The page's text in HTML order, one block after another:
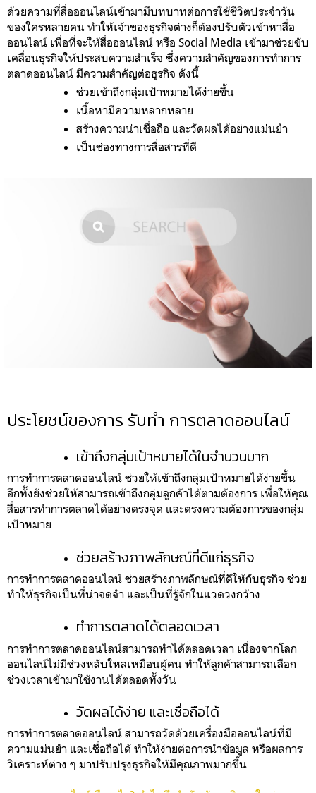
ด้วยความที่สื่อออนไลน์เข้ามามีบทบาทต่อการใช้ชีวิตประจำวัน
ของใครหลายคน ทำให้เจ้าของธุรกิจต่างก็ต้องปรับตัวเข้าหาสื่อ
ออนไลน์ เพื่อที่จะให้สื่อออนไลน์ หรือ Social Media เข้ามาช่วยขับ
เคลื่อนธุรกิจให้ประสบความสำเร็จ ซึ่งความสำคัญของการทำการ
ตลาดออนไลน์ มีความสำคัญต่อธุรกิจ ดังนี้
ช่วยเข้าถึงกลุ่มเป้าหมายได้ง่ายขึ้น
เนื้อหามีความหลากหลาย
สร้างความน่าเชื่อถือ และวัดผลได้อย่างแม่นยำ
เป็นช่องทางการสื่อสารที่ดี
ประโยชน์ของการ รับทำ การตลาดออนไลน์
เข้าถึงกลุ่มเป้าหมายได้ในจำนวนมาก
การทำการตลาดออนไลน์ ช่วยให้เข้าถึงกลุ่มเป้าหมายได้ง่ายขึ้น
อีกทั้งยังช่วยให้สามารถเข้าถึงกลุ่มลูกค้าได้ตามต้องการ เพื่อให้คุณ
สื่อสารทำการตลาดได้อย่างตรงจุด และตรงความต้องการของกลุ่ม
เป้าหมาย
ช่วยสร้างภาพลักษณ์ที่ดีแก่ธุรกิจ
การทำการตลาดออนไลน์ ช่วยสร้างภาพลักษณ์ที่ดีให้กับธุรกิจ ช่วย
ทำให้ธุรกิจเป็นที่น่าจดจำ และเป็นที่รู้จักในแวดวงกว้าง
ทำการตลาดได้ตลอดเวลา
การทำการตลาดออนไลน์สามารถทำได้ตลอดเวลา เนื่องจากโลก
ออนไลน์ไม่มีช่วงหลับใหลเหมือนผู้คน ทำให้ลูกค้าสามารถเลือก
ช่วงเวลาเข้ามาใช้งานได้ตลอดทั้งวัน
วัดผลได้ง่าย และเชื่อถือได้
การทำการตลาดออนไลน์ สามารถวัดด้วยเครื่องมือออนไลน์ที่มี
ความแม่นยำ และเชื่อถือได้ ทำให้ง่ายต่อการนำข้อมูล หรือผลการ
วิเคราะห์ต่าง ๆ มาปรับปรุงธุรกิจให้มีคุณภาพมากขึ้น